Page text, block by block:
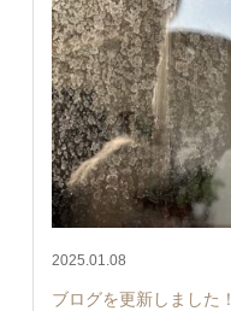
2025.01.08
ブログを更新しました！